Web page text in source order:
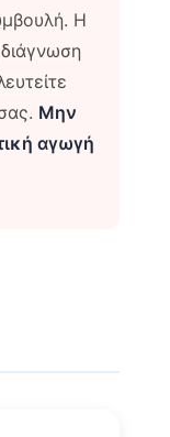
Η
Μην
αγωγή